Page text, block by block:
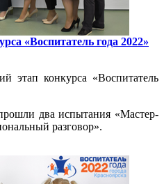
«Воспитатель года 2022»
этап конкурса «Воспитатель
два испытания «Мастер-
разговор».